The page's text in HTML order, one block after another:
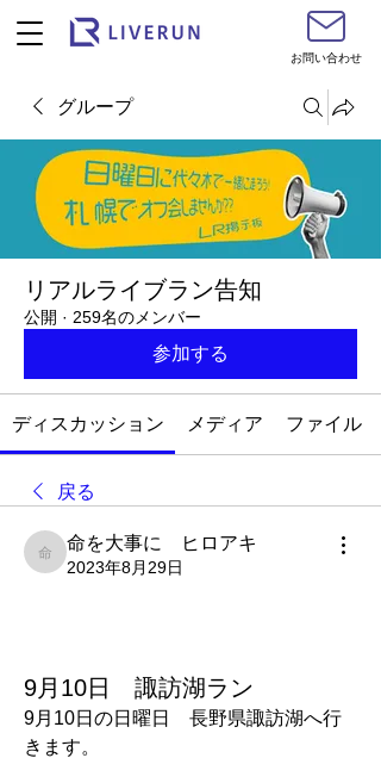
お問い合わせ
グループ
リアルライブラン告知
公開 · 259名のメンバー
参加する
ディスカッション メディア ファイル
戻る
命を大事に ヒロアキ
命を大事に ヒロアキ
2023年8月29日
9月10日 諏訪湖ラン
9月10日の日曜日　長野県諏訪湖へ行
きます。